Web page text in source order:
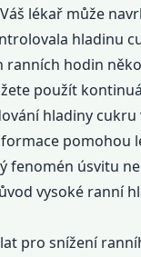
lékař může
hladinu
ranních hodin
použít
hladiny cukru
pomohou
fenomén úsvitu
vysoké ranní
pro snížení